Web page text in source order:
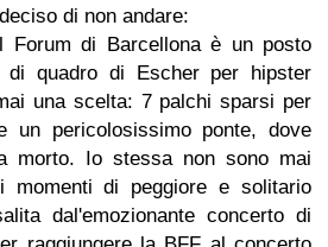
di non andare:
Forum di Barcellona è un posto
di quadro di Escher per hipster
una scelta: 7 palchi sparsi per
un pericolosissimo ponte, dove
morto. Io stessa non sono mai
momenti di peggiore e solitario
dal'emozionante concerto di